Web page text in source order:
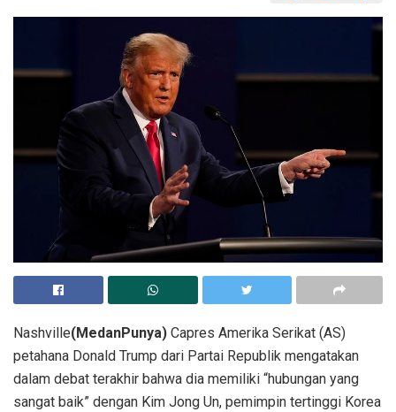
Nashville(MedanPunya) Capres Amerika Serikat (AS)
petahana Donald Trump dari Partai Republik mengatakan
dalam debat terakhir bahwa dia memiliki “hubungan yang
sangat baik” dengan Kim Jong Un, pemimpin tertinggi Korea